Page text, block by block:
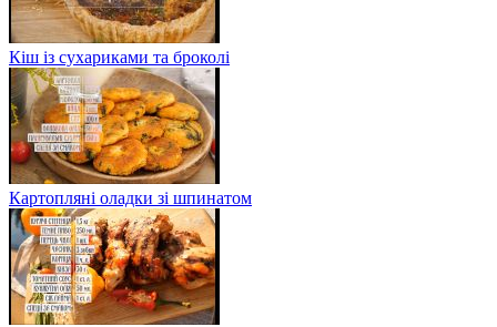
Кіш із сухариками та броколі
Картопляні оладки зі шпинатом